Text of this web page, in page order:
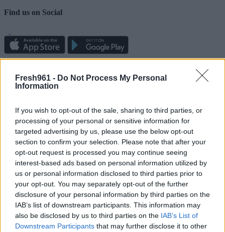
Fresh961 - Do Not Process My Personal
Information
If you wish to opt-out of the sale, sharing to third parties, or
processing of your personal or sensitive information for
targeted advertising by us, please use the below opt-out
section to confirm your selection. Please note that after your
opt-out request is processed you may continue seeing
interest-based ads based on personal information utilized by
us or personal information disclosed to third parties prior to
your opt-out. You may separately opt-out of the further
disclosure of your personal information by third parties on the
IAB’s list of downstream participants. This information may
also be disclosed by us to third parties on the IAB’s List of
Downstream Participants that may further disclose it to other
Find us on Social
Διαφημιστείτε
Designed & Developed by
Διαγωνισμοί /
Καθαρές Δουλειές με ΧΤΥΠΑ ΤΟ!
05/06/2022
Καθαρές Δουλειές με ΧΤΥΠΑ ΤΟ!
Ό,τι πιο έξυπνο σκεφτείς στο ΧΤΥΠΑ ΤΟ θα το βρεις.
Στα καταστήματα ΧΤΥΠΑ ΤΟ: